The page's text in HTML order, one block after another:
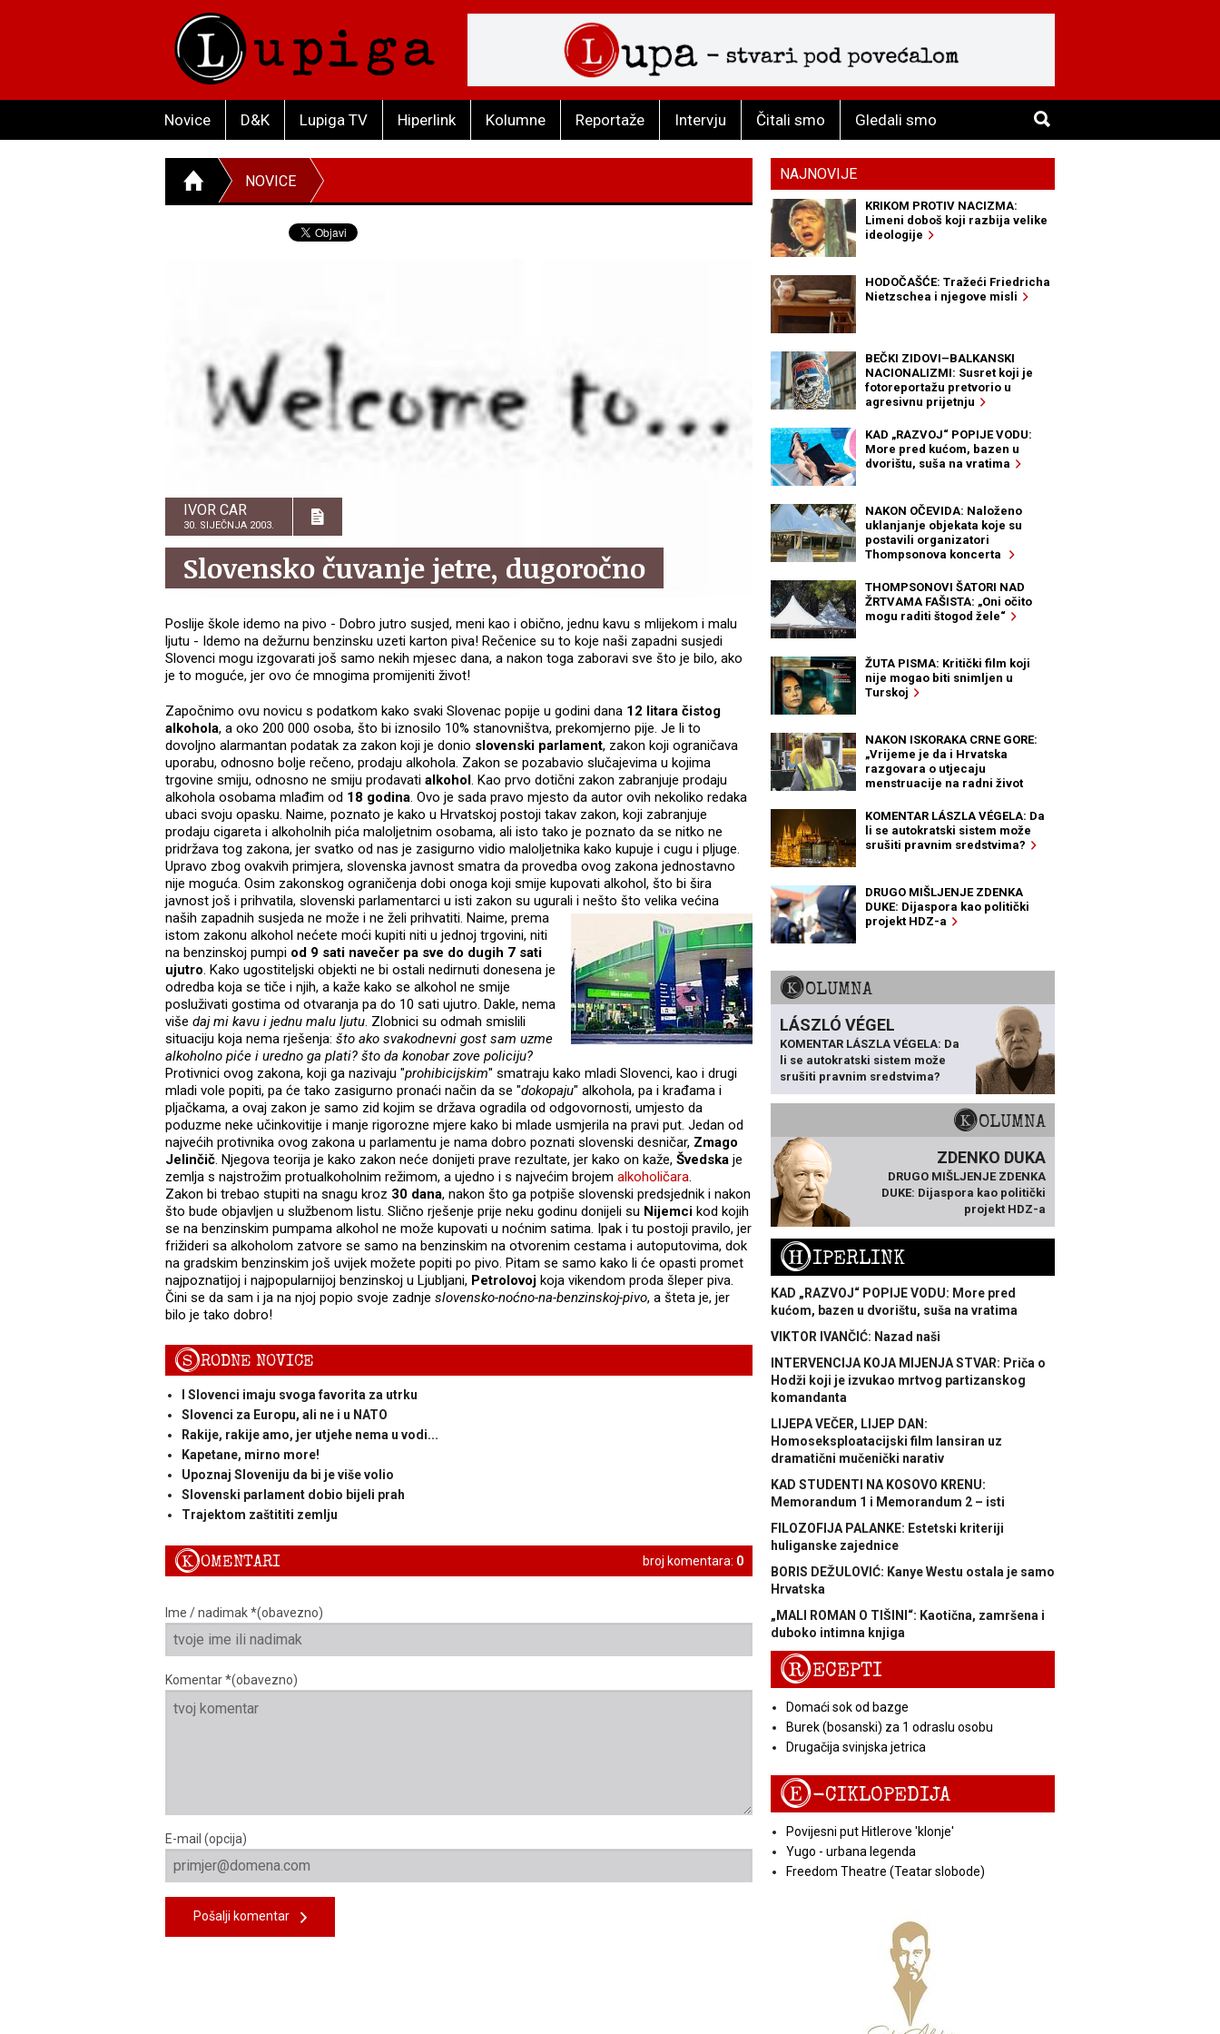
Novice D&K Lupiga TV Hiperlink Kolumne Reportaže Intervju Čitali smo Gledali smo
NOVICE
IVOR CAR
30. SIJEČNJA 2003.
Slovensko čuvanje jetre, dugoročno
Poslije škole idemo na pivo - Dobro jutro susjed, meni kao i obično, jednu kavu s mlijekom i malu
ljutu - Idemo na dežurnu benzinsku uzeti karton piva! Rečenice su to koje naši zapadni susjedi
Slovenci mogu izgovarati još samo nekih mjesec dana, a nakon toga zaboravi sve što je bilo, ako
je to moguće, jer ovo će mnogima promijeniti život!
Započnimo ovu novicu s podatkom kako svaki Slovenac popije u godini dana 12 litara čistog
alkohola, a oko 200 000 osoba, što bi iznosilo 10% stanovništva, prekomjerno pije. Je li to
dovoljno alarmantan podatak za zakon koji je donio slovenski parlament, zakon koji ograničava
uporabu, odnosno bolje rečeno, prodaju alkohola. Zakon se pozabavio slučajevima u kojima
trgovine smiju, odnosno ne smiju prodavati alkohol. Kao prvo dotični zakon zabranjuje prodaju
alkohola osobama mlađim od 18 godina. Ovo je sada pravo mjesto da autor ovih nekoliko redaka
ubaci svoju opasku. Naime, poznato je kako u Hrvatskoj postoji takav zakon, koji zabranjuje
prodaju cigareta i alkoholnih pića maloljetnim osobama, ali isto tako je poznato da se nitko ne
pridržava tog zakona, jer svatko od nas je zasigurno vidio maloljetnika kako kupuje i cugu i pljuge.
Upravo zbog ovakvih primjera, slovenska javnost smatra da provedba ovog zakona jednostavno
nije moguća. Osim zakonskog ograničenja dobi onoga koji smije kupovati alkohol, što bi šira
javnost još i prihvatila, slovenski parlamentarci u isti zakon su ugurali i nešto što velika većina
naših zapadnih susjeda ne može i ne želi prihvatiti. Naime, prema
istom zakonu alkohol nećete moći kupiti niti u jednoj trgovini, niti
na benzinskoj pumpi od 9 sati navečer pa sve do dugih 7 sati
ujutro. Kako ugostiteljski objekti ne bi ostali nedirnuti donesena je
odredba koja se tiče i njih, a kaže kako se alkohol ne smije
posluživati gostima od otvaranja pa do 10 sati ujutro. Dakle, nema
više daj mi kavu i jednu malu ljutu. Zlobnici su odmah smislili
situaciju koja nema rješenja: što ako svakodnevni gost sam uzme
alkoholno piće i uredno ga plati? što da konobar zove policiju?
Protivnici ovog zakona, koji ga nazivaju "prohibicijskim" smatraju kako mladi Slovenci, kao i drugi
mladi vole popiti, pa će tako zasigurno pronaći način da se "dokopaju" alkohola, pa i krađama i
pljačkama, a ovaj zakon je samo zid kojim se država ogradila od odgovornosti, umjesto da
poduzme neke učinkovitije i manje rigorozne mjere kako bi mlade usmjerila na pravi put. Jedan od
najvećih protivnika ovog zakona u parlamentu je nama dobro poznati slovenski desničar, Zmago
Jelinčič. Njegova teorija je kako zakon neće donijeti prave rezultate, jer kako on kaže, Švedska je
zemlja s najstrožim protualkoholnim režimom, a ujedno i s najvećim brojem alkoholičara.
Zakon bi trebao stupiti na snagu kroz 30 dana, nakon što ga potpiše slovenski predsjednik i nakon
što bude objavljen u službenom listu. Slično rješenje prije neku godinu donijeli su Nijemci kod kojih
se na benzinskim pumpama alkohol ne može kupovati u noćnim satima. Ipak i tu postoji pravilo, jer
frižideri sa alkoholom zatvore se samo na benzinskim na otvorenim cestama i autoputovima, dok
na gradskim benzinskim još uvijek možete popiti po pivo. Pitam se samo kako li će opasti promet
najpoznatijoj i najpopularnijoj benzinskoj u Ljubljani, Petrolovoj koja vikendom proda šleper piva.
Čini se da sam i ja na njoj popio svoje zadnje slovensko-noćno-na-benzinskoj-pivo, a šteta je, jer
bilo je tako dobro!
SRODNE NOVICE
I Slovenci imaju svoga favorita za utrku
Slovenci za Europu, ali ne i u NATO
Rakije, rakije amo, jer utjehe nema u vodi...
Kapetane, mirno more!
Upoznaj Sloveniju da bi je više volio
Slovenski parlament dobio bijeli prah
Trajektom zaštititi zemlju
broj komentara: 0
KOMENTARI
Ime / nadimak *(obavezno)
Komentar *(obavezno)
E-mail (opcija)
Pošalji komentar
NAJNOVIJE
KRIKOM PROTIV NACIZMA:
Limeni doboš koji razbija velike
ideologije
HODOČAŠĆE: Tražeći Friedricha
Nietzschea i njegove misli
BEČKI ZIDOVI–BALKANSKI
NACIONALIZMI: Susret koji je
fotoreportažu pretvorio u
agresivnu prijetnju
KAD „RAZVOJ“ POPIJE VODU:
More pred kućom, bazen u
dvorištu, suša na vratima
NAKON OČEVIDA: Naloženo
uklanjanje objekata koje su
postavili organizatori
Thompsonova koncerta
THOMPSONOVI ŠATORI NAD
ŽRTVAMA FAŠISTA: „Oni očito
mogu raditi štogod žele“
ŽUTA PISMA: Kritički film koji
nije mogao biti snimljen u
Turskoj
NAKON ISKORAKA CRNE GORE:
„Vrijeme je da i Hrvatska
razgovara o utjecaju
menstruacije na radni život
KOMENTAR LÁSZLA VÉGELA: Da
li se autokratski sistem može
srušiti pravnim sredstvima?
DRUGO MIŠLJENJE ZDENKA
DUKE: Dijaspora kao politički
projekt HDZ-a
KOLUMNA
LÁSZLÓ VÉGEL
KOMENTAR LÁSZLA VÉGELA: Da
li se autokratski sistem može
srušiti pravnim sredstvima?
KOLUMNA
ZDENKO DUKA
DRUGO MIŠLJENJE ZDENKA
DUKE: Dijaspora kao politički
projekt HDZ-a
HIPERLINK
KAD „RAZVOJ“ POPIJE VODU: More pred
kućom, bazen u dvorištu, suša na vratima
VIKTOR IVANČIĆ: Nazad naši
INTERVENCIJA KOJA MIJENJA STVAR: Priča o
Hodži koji je izvukao mrtvog partizanskog
komandanta
LIJEPA VEČER, LIJEP DAN:
Homoseksploatacijski film lansiran uz
dramatični mučenički narativ
KAD STUDENTI NA KOSOVO KRENU:
Memorandum 1 i Memorandum 2 – isti
FILOZOFIJA PALANKE: Estetski kriteriji
huliganske zajednice
BORIS DEŽULOVIĆ: Kanye Westu ostala je samo
Hrvatska
„MALI ROMAN O TIŠINI“: Kaotična, zamršena i
duboko intimna knjiga
RECEPTI
Domaći sok od bazge
Burek (bosanski) za 1 odraslu osobu
Drugačija svinjska jetrica
E-CIKLOPEDIJA
Povijesni put Hitlerove 'klonje'
Yugo - urbana legenda
Freedom Theatre (Teatar slobode)